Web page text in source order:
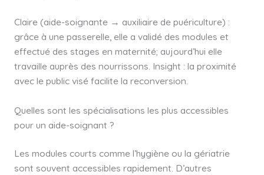
Claire (aide-soignante → auxiliaire de puériculture) :
grâce à une passerelle, elle a validé des modules et
effectué des stages en maternité; aujourd’hui elle
travaille auprès des nourrissons. Insight : la proximité
avec le public visé facilite la reconversion.
Quelles sont les spécialisations les plus accessibles
pour un aide-soignant ?
Les modules courts comme l’hygiène ou la gériatrie
sont souvent accessibles rapidement. D’autres